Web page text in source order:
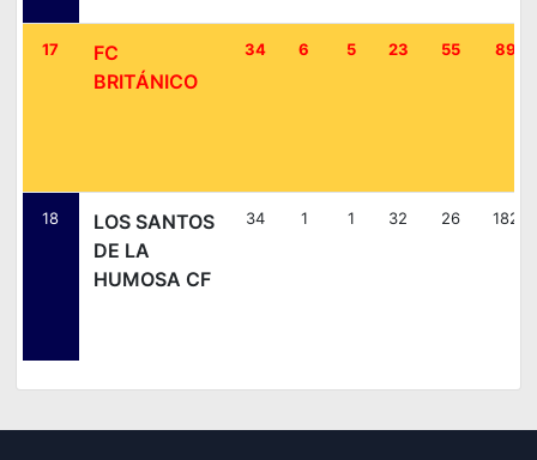
17
FC
BRITÁNICO
34 6 5 23 55 89
18
LOS SANTOS
DE LA
HUMOSA CF
34 1 1 32 26 182